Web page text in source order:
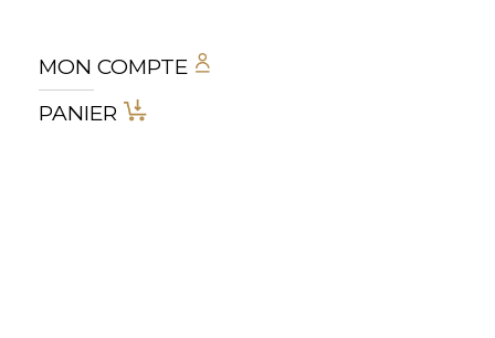
MON COMPTE
PANIER